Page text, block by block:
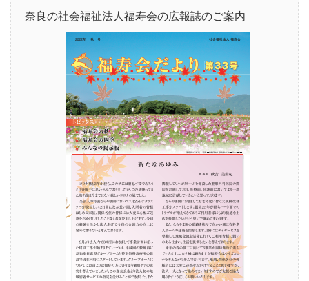
奈良の社会福祉法人福寿会の広報誌のご案内